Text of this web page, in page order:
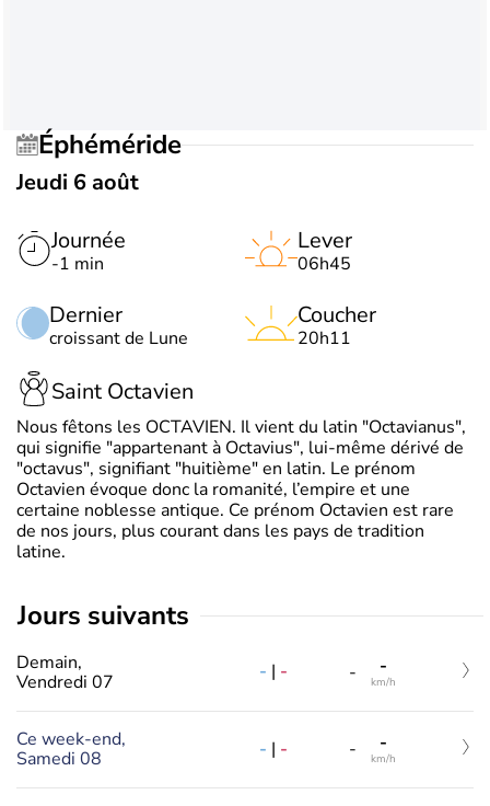
Éphéméride
Jeudi 6 août
Journée
-1 min
Dernier
croissant de Lune
Lever
06h45
Coucher
20h11
Saint Octavien
Nous fêtons les OCTAVIEN. Il vient du latin "Octavianus",
qui signifie "appartenant à Octavius", lui-même dérivé de
"octavus", signifiant "huitième" en latin. Le prénom
Octavien évoque donc la romanité, l’empire et une
certaine noblesse antique. Ce prénom Octavien est rare
de nos jours, plus courant dans les pays de tradition
latine.
jours suivants
Demain,
Vendredi 07
- | - - -
km/h
Ce week-end,
Samedi 08
- | - - -
km/h